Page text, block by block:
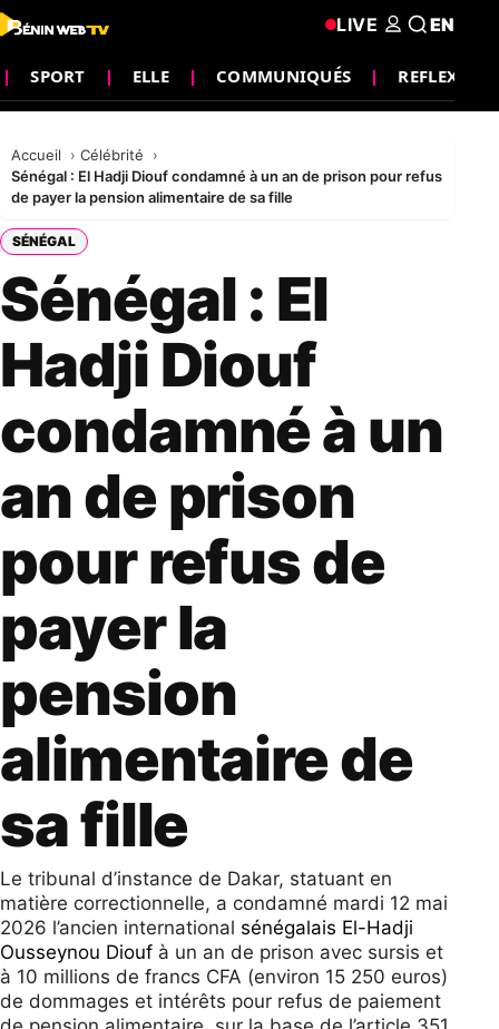
SPORT ELLE COMMUNIQUÉS REFLEXION
LIVE EN
Accueil
Célébrité
Sénégal : El Hadji Diouf condamné à un an de prison pour refus
de payer la pension alimentaire de sa fille
SÉNÉGAL
Sénégal : El
Hadji Diouf
condamné à un
an de prison
pour refus de
payer la
pension
alimentaire de
sa fille
Le tribunal d’instance de Dakar, statuant en
matière correctionnelle, a condamné mardi 12 mai
2026 l’ancien international sénégalais El-Hadji
Ousseynou Diouf à un an de prison avec sursis et
à 10 millions de francs CFA (environ 15 250 euros)
de dommages et intérêts pour refus de paiement